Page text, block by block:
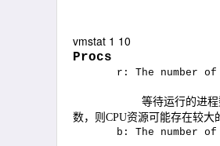
vmstat 1 10
Procs
r: The number
等待运行的进
数，则 CPU资源可能存在较大
b: The number